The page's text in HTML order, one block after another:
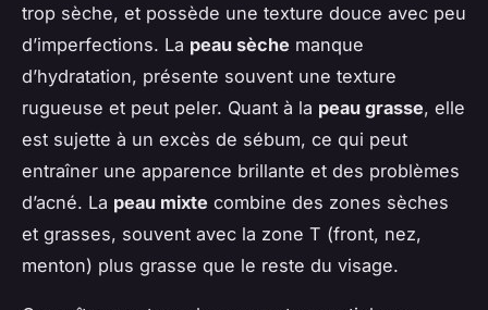
trop sèche, et possède une texture douce avec peu
d’imperfections. La peau sèche manque
d’hydratation, présente souvent une texture
rugueuse et peut peler. Quant à la peau grasse, elle
est sujette à un excès de sébum, ce qui peut
entraîner une apparence brillante et des problèmes
d’acné. La peau mixte combine des zones sèches
et grasses, souvent avec la zone T (front, nez,
menton) plus grasse que le reste du visage.